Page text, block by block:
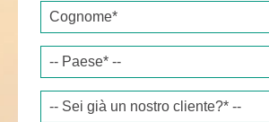
Surname*
Country*
Are you already a customer?*